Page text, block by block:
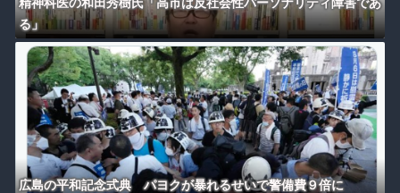
る」
広島の平和記念式典 パヨクが暴れるせいで警備費９倍に